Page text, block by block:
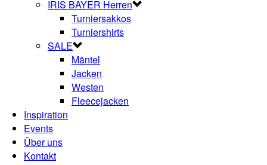
IRIS BAYER Herren
Turniersakkos
Turniershirts
SALE
Mäntel
Jacken
Westen
Fleecejacken
Inspiration
Events
Über uns
Kontakt